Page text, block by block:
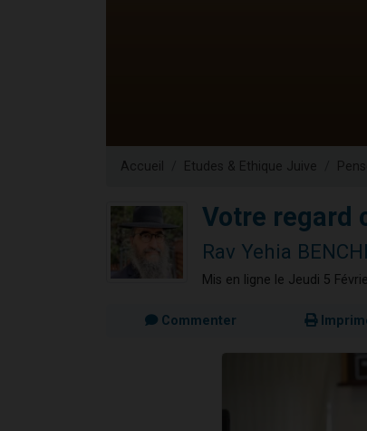
Accueil Etudes & Ethique Juive
Votre regard
Rav Yehia
Mis en ligne le Jeudi 5
Commenter